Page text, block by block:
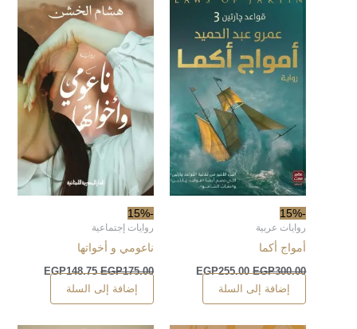
-15%
روايات عربية
أمواج أكما
EGP300.00
EGP255.00
إضافة إلى السلة
-15%
روايات إجتماعية
ناعومي و أخواتها
EGP175.00
EGP148.75
إضافة إلى السلة